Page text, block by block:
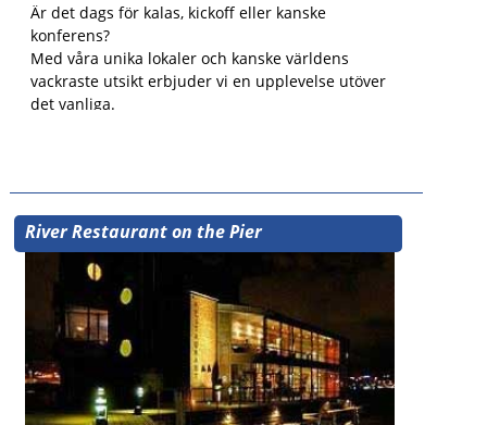
Är det dags för kalas, kickoff eller kanske
konferens?
Med våra unika lokaler och kanske världens
vackraste utsikt erbjuder vi en upplevelse utöver
det vanliga.
River Restaurant on the Pier